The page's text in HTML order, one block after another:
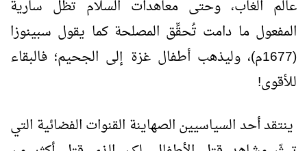
عالم الغاب، وحتى معاهدات السلام تظل سارية
المفعول ما دامت تُحقِّق المصلحة كما يقول سبينوزا
(1677م)، وليذهب أطفال غزة إلى الجحيم؛ فالبقاء
للأقوى!
ينتقد أحد السياسيين الصهاينة القنوات الفضائية التي